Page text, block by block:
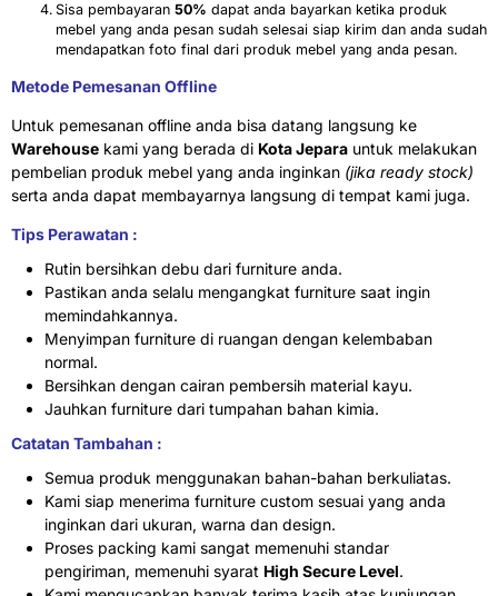
Sisa pembayaran 50% dapat anda bayarkan ketika produk
mebel yang anda pesan sudah selesai siap kirim dan anda sudah
mendapatkan foto final dari produk mebel yang anda pesan.
Metode Pemesanan Offline
Untuk pemesanan offline anda bisa datang langsung ke
Warehouse kami yang berada di Kota Jepara untuk melakukan
pembelian produk mebel yang anda inginkan (jika ready stock)
serta anda dapat membayarnya langsung di tempat kami juga.
Tips Perawatan :
Rutin bersihkan debu dari furniture anda.
Pastikan anda selalu mengangkat furniture saat ingin
memindahkannya.
Menyimpan furniture di ruangan dengan kelembaban
normal.
Bersihkan dengan cairan pembersih material kayu.
Jauhkan furniture dari tumpahan bahan kimia.
Catatan Tambahan :
Semua produk menggunakan bahan-bahan berkuliatas.
Kami siap menerima furniture custom sesuai yang anda
inginkan dari ukuran, warna dan design.
Proses packing kami sangat memenuhi standar
pengiriman, memenuhi syarat High Secure Level.